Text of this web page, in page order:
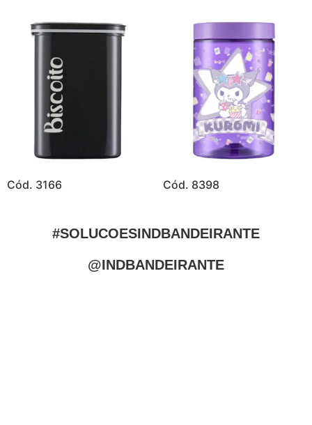
Cód. 3166 Cód. 8398
#SOLUCOESINDBANDEIRANTE
@INDBANDEIRANTE